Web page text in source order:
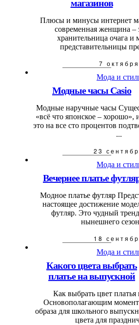
магазинов
Плюсы и минусы интернет
современная женщина –
хранительница очага и
представительницы
7 октября
Мода и
Модные часы Casio
Модные наручные часы
«всё что японское – хорошо»,
это на все сто процентов
...
23
Мода и
Вечернее платье
Модное платье футляр
настоящее достижение
футляр. Это чудный
нынешнего
18
Мода и
Какого цвета выбрать
платье на выпускной
Как выбрать цвет
Основополагающим
образа для школьного
цвета для